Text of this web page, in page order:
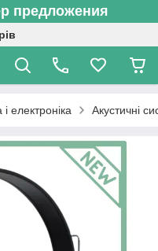
предложения
і електроніка Акустичні